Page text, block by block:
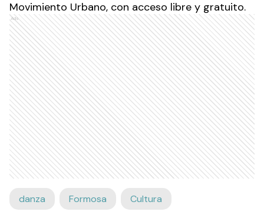
Movimiento Urbano, con acceso libre y gratuito.
Ads
danza Formosa Cultura